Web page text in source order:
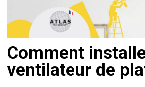
Comment
ventilateur de